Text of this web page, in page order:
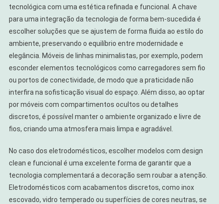
tecnológica com uma estética refinada e funcional. A chave
para uma integração da tecnologia de forma bem-sucedida é
escolher soluções que se ajustem de forma fluida ao estilo do
ambiente, preservando o equilíbrio entre modernidade e
elegância. Móveis de linhas minimalistas, por exemplo, podem
esconder elementos tecnológicos como carregadores sem fio
ou portos de conectividade, de modo que a praticidade não
interfira na sofisticação visual do espaço. Além disso, ao optar
por móveis com compartimentos ocultos ou detalhes
discretos, é possível manter o ambiente organizado e livre de
fios, criando uma atmosfera mais limpa e agradável.
No caso dos eletrodomésticos, escolher modelos com design
clean e funcional é uma excelente forma de garantir que a
tecnologia complementará a decoração sem roubar a atenção.
Eletrodomésticos com acabamentos discretos, como inox
escovado, vidro temperado ou superfícies de cores neutras, se